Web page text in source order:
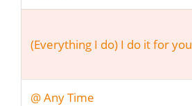
(Everything I do) I do it for you
@ Any Time